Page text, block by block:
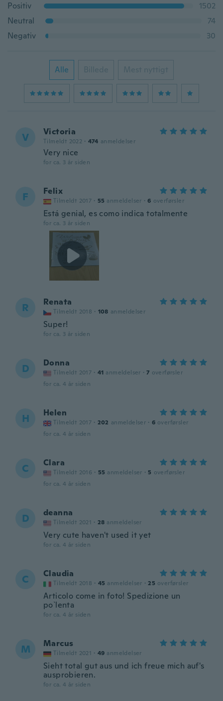
Positiv
1502
Neutral
74
Negativ
30
Alle Billede Mest nyttigt
V Victoria
Tilmeldt 2022 · 474 anmeldelser
Very nice
for ca. 3 år siden
F Felix
Tilmeldt 2017 · 55 anmeldelser · 6 overførsler
Está genial, es como indica totalmente
for ca. 3 år siden
R Renata
Tilmeldt 2018 · 108 anmeldelser
Super!
for ca. 3 år siden
D Donna
Tilmeldt 2017 · 41 anmeldelser · 7 overførsler
for ca. 4 år siden
H Helen
Tilmeldt 2017 · 202 anmeldelser · 6 overførsler
for ca. 4 år siden
C Clara
Tilmeldt 2016 · 55 anmeldelser · 5 overførsler
for ca. 4 år siden
D deanna
Tilmeldt 2021 · 28 anmeldelser
Very cute haven't used it yet
for ca. 4 år siden
C Claudia
Tilmeldt 2018 · 45 anmeldelser · 25 overførsler
Articolo come in foto! Spedizione un
po`lenta
for ca. 4 år siden
M Marcus
Tilmeldt 2021 · 49 anmeldelser
Sieht total gut aus und ich freue mich auf's
ausprobieren.
for ca. 4 år siden